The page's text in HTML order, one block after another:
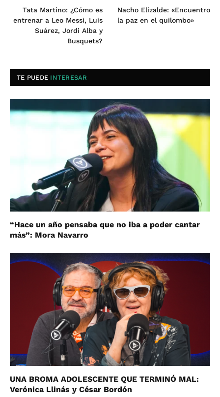
Tata Martino: ¿Cómo es
entrenar a Leo Messi, Luis
Suárez, Jordi Alba y
Busquets?
Nacho Elizalde: «Encuentro
la paz en el quilombo»
TE PUEDE INTERESAR
“Hace un año pensaba que no iba a poder cantar
más”: Mora Navarro
UNA BROMA ADOLESCENTE QUE TERMINÓ MAL:
Verónica Llinás y César Bordón